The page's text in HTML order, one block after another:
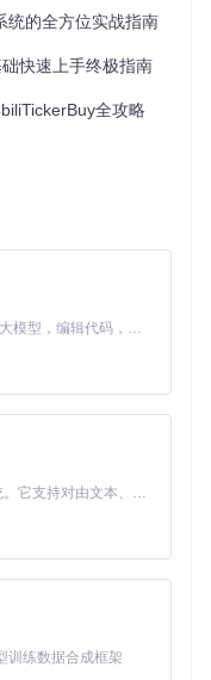
票，工具提供了预约
，特别优化了多场
，解决了用户需要持
候补监控模式，通过
，一旦有票立即执行
提供了离线验证码练
块进行识别训练，提
将平均响应时间控制
息安全
形界面，提供票务监
统的全方位实战指南
快速上手终极指南
全攻略
Claude Code 的开源替代方案。连接任意大模型，编辑代码，运行命令，自动验证 — 全自动执行。用 Rust 构建，极致性能。 ｜ An open-source alternative to Claude Code. Connect any LLM, edit code, run commands, and verify changes — autonomously. Built in Rust for speed. Get Started
MiniMax H3 是一个通用的全模态生成系统。它支持对由文本、图像、视频和音频组成的多模态上下文进行统一理解，并能生成分辨率高达 2K、时长可达 15 秒的带原生立体声音频的视频。得益于面向任务泛化的系统设计，H3 在预训练阶段就已具备广泛的多模态上下文理解与生成能力，能够出色地执行复杂的多模态指令。
训练数据合成框架